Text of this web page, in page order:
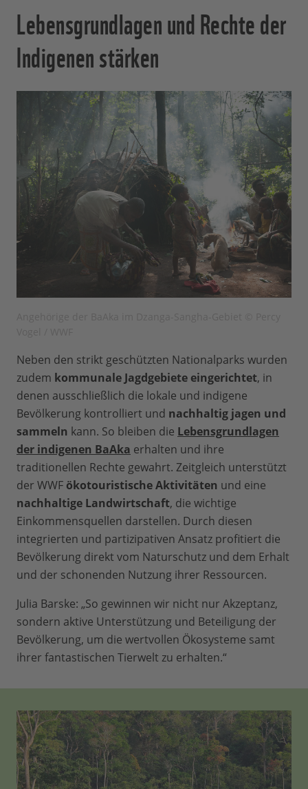
Lebensgrundlagen und Rechte der
Indigenen stärken
Neben den strikt geschützten Nationalparks wurden
zudem kommunale Jagdgebiete eingerichtet, in
denen ausschließlich die lokale und indigene
Bevölkerung kontrolliert und nachhaltig jagen und
sammeln kann. So bleiben die Lebensgrundlagen
der indigenen BaAka erhalten und ihre
traditionellen Rechte gewahrt. Zeitgleich unterstützt
der WWF ökotouristische Aktivitäten und eine
nachhaltige Landwirtschaft, die wichtige
Einkommensquellen darstellen. Durch diesen
integrierten und partizipativen Ansatz profitiert die
Bevölkerung direkt vom Naturschutz und dem Erhalt
und der schonenden Nutzung ihrer Ressourcen.
Julia Barske: „So gewinnen wir nicht nur Akzeptanz,
sondern aktive Unterstützung und Beteiligung der
Bevölkerung, um die wertvollen Ökosysteme samt
ihrer fantastischen Tierwelt zu erhalten.“